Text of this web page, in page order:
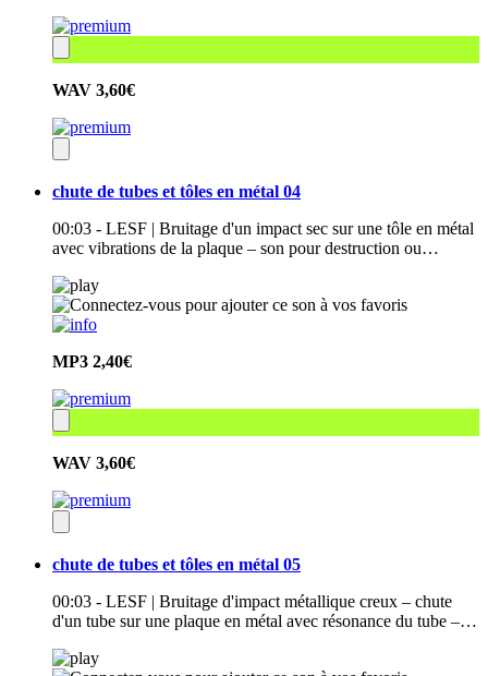
WAV 3,60€
chute de tubes et tôles en métal 04
00:03 - LESF | Bruitage d'un impact sec sur une tôle en métal
avec vibrations de la plaque – son pour destruction ou…
MP3 2,40€
WAV 3,60€
chute de tubes et tôles en métal 05
00:03 - LESF | Bruitage d'impact métallique creux – chute
d'un tube sur une plaque en métal avec résonance du tube –…